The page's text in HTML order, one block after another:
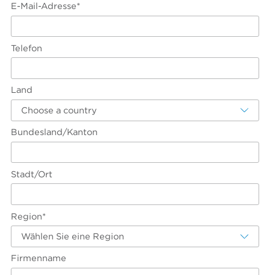
E-Mail-Adresse*
Telefon
Land
Choose a country
Bundesland/Kanton
Stadt/Ort
Region*
Wählen Sie eine Region
Firmenname